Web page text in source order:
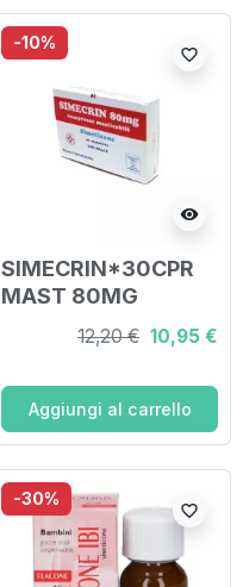
-10%
visibility
favorite_border
SIMECRIN*30CPR
MAST 80MG
12,20 € 10,95 €
Aggiungi al carrello
-30%
favorite_border